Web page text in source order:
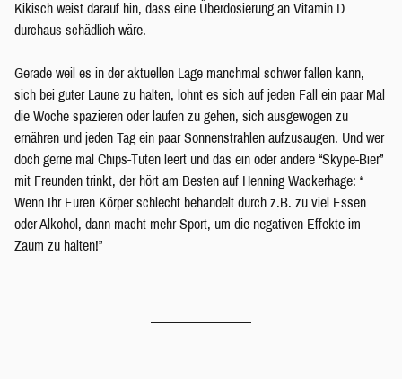
Kikisch weist darauf hin, dass eine Überdosierung an Vitamin D
durchaus schädlich wäre.
Gerade weil es in der aktuellen Lage manchmal schwer fallen kann,
sich bei guter Laune zu halten, lohnt es sich auf jeden Fall ein paar Mal
die Woche spazieren oder laufen zu gehen, sich ausgewogen zu
ernähren und jeden Tag ein paar Sonnenstrahlen aufzusaugen. Und wer
doch gerne mal Chips-Tüten leert und das ein oder andere “Skype-Bier”
mit Freunden trinkt, der hört am Besten auf Henning Wackerhage: “
Wenn Ihr Euren Körper schlecht behandelt durch z.B. zu viel Essen
oder Alkohol, dann macht mehr Sport, um die negativen Effekte im
Zaum zu halten!”